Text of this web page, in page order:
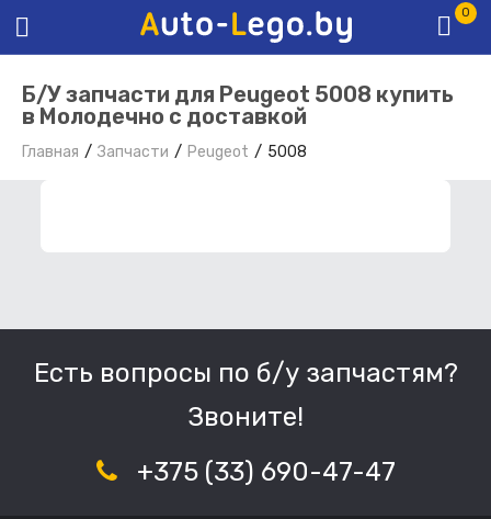
0
Б/У запчасти для Peugeot 5008 купить
в Молодечно с доставкой
Главная Запчасти Peugeot 5008
Есть вопросы по б/у запчастям?
Звоните!
+375 (33) 690-47-47